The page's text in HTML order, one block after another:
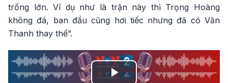
trống lớn. Ví dụ như là trận này thì Trọng Hoàng
không đá, ban đầu cũng hơi tiếc nhưng đã có Văn
Thanh thay thế”.